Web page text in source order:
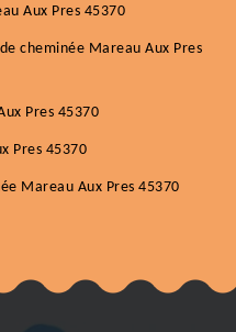
Aux Pres 45370
cheminée Mareau Aux Pres
Pres 45370
Pres 45370
Mareau Aux Pres 45370